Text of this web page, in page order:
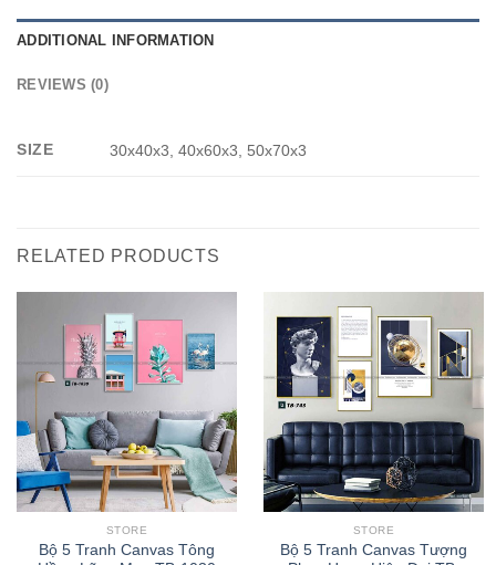
ADDITIONAL INFORMATION
REVIEWS (0)
SIZE 30x40x3, 40x60x3, 50x70x3
RELATED PRODUCTS
STORE
Bộ 5 Tranh Canvas Tông
STORE
Bộ 5 Tranh Canvas Tượng